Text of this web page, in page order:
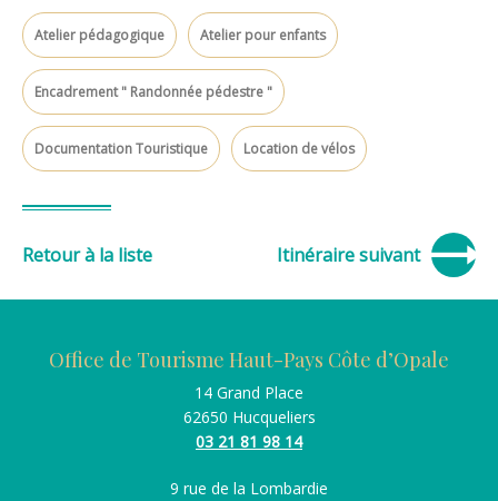
Atelier pédagogique Atelier pour enfants
Encadrement " Randonnée pédestre "
Documentation Touristique Location de vélos
Retour à la liste Itinéraire suivant
Office de Tourisme Haut-Pays Côte d’Opale
14 Grand Place
62650 Hucqueliers
03 21 81 98 14
9 rue de la Lombardie